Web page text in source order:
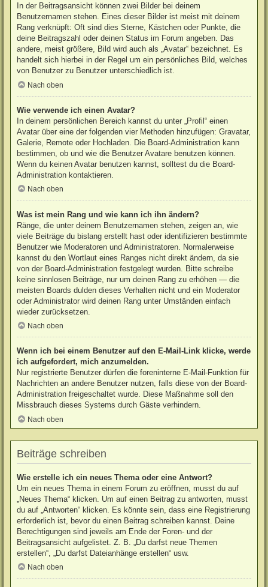
In der Beitragsansicht können zwei Bilder bei deinem
Benutzernamen stehen. Eines dieser Bilder ist meist mit deinem
Rang verknüpft: Oft sind dies Sterne, Kästchen oder Punkte, die
deine Beitragszahl oder deinen Status im Forum angeben. Das
andere, meist größere, Bild wird auch als „Avatar“ bezeichnet. Es
handelt sich hierbei in der Regel um ein persönliches Bild, welches
von Benutzer zu Benutzer unterschiedlich ist.
Nach oben
Wie verwende ich einen Avatar?
In deinem persönlichen Bereich kannst du unter „Profil“ einen
Avatar über eine der folgenden vier Methoden hinzufügen: Gravatar,
Galerie, Remote oder Hochladen. Die Board-Administration kann
bestimmen, ob und wie die Benutzer Avatare benutzen können.
Wenn du keinen Avatar benutzen kannst, solltest du die Board-
Administration kontaktieren.
Nach oben
Was ist mein Rang und wie kann ich ihn ändern?
Ränge, die unter deinem Benutzernamen stehen, zeigen an, wie
viele Beiträge du bislang erstellt hast oder identifizieren bestimmte
Benutzer wie Moderatoren und Administratoren. Normalerweise
kannst du den Wortlaut eines Ranges nicht direkt ändern, da sie
von der Board-Administration festgelegt wurden. Bitte schreibe
keine sinnlosen Beiträge, nur um deinen Rang zu erhöhen — die
meisten Boards dulden dieses Verhalten nicht und ein Moderator
oder Administrator wird deinen Rang unter Umständen einfach
wieder zurücksetzen.
Nach oben
Wenn ich bei einem Benutzer auf den E-Mail-Link klicke, werde
ich aufgefordert, mich anzumelden.
Nur registrierte Benutzer dürfen die foreninterne E-Mail-Funktion für
Nachrichten an andere Benutzer nutzen, falls diese von der Board-
Administration freigeschaltet wurde. Diese Maßnahme soll den
Missbrauch dieses Systems durch Gäste verhindern.
Nach oben
Beiträge schreiben
Wie erstelle ich ein neues Thema oder eine Antwort?
Um ein neues Thema in einem Forum zu eröffnen, musst du auf
„Neues Thema“ klicken. Um auf einen Beitrag zu antworten, musst
du auf „Antworten“ klicken. Es könnte sein, dass eine Registrierung
erforderlich ist, bevor du einen Beitrag schreiben kannst. Deine
Berechtigungen sind jeweils am Ende der Foren- und der
Beitragsansicht aufgelistet. Z. B. „Du darfst neue Themen
erstellen“, „Du darfst Dateianhänge erstellen“ usw.
Nach oben